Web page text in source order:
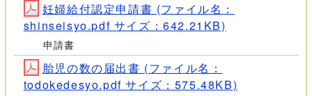
妊婦給付認定申請書 (ファイル名：
shinseisyo.pdf サイズ：642.21KB)
申請書
胎児の数の届出書 (ファイル名：
todokedesyo.pdf サイズ：575.48KB)